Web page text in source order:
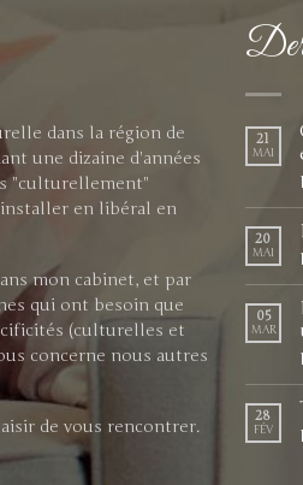
dans la région de
une dizaine d'années
"culturellement"
en libéral en
mon cabinet, et par
qui ont besoin que
(culturelles et
concerne nous autres
de vous rencontrer.
21
MAI
20
MAI
05
MAR
28
FÉV